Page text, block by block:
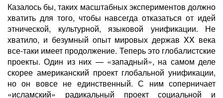
Казалось бы, таких масштабных экспериментов должно
хватить для того, чтобы навсегда отказаться от идей
этнической, культурной, языковой унификации. Не
хватило, и безумный опыт мировых держав XX века
все-таки имеет продолжение. Теперь это глобалистские
проекты. Один из них — «западный», на самом деле
скорее американский проект глобальной унификации,
но он вовсе не единственный. С ним соперничает
«исламский» радикальный проект социальной и